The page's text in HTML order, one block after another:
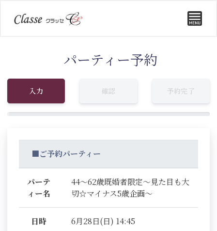
パーティー予約
入力 確認 予約完了
■ご予約パーティー
パーテ
ィー名
44～62歳既婚者限定～見た目も大
切☆マイナス5歳企画～
日時 6月28日(日) 14:45